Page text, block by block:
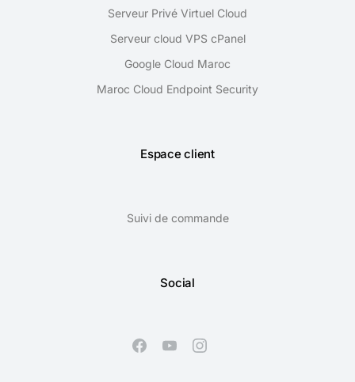
Serveur Privé Virtuel Cloud
Serveur cloud VPS cPanel
Google Cloud Maroc
Maroc Cloud Endpoint Security
Espace client
Suivi de commande
Social